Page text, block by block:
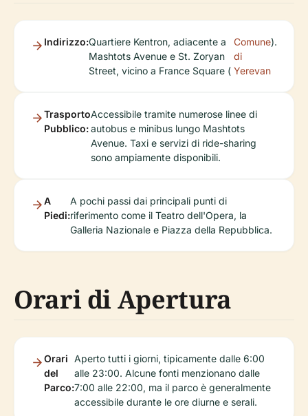
Indirizzo:Quartiere Kentron, adiacente a
Mashtots Avenue e St. Zoryan
Street, vicino a France Square (
Comune
di
Yerevan
).
Trasporto
Pubblico:
Accessibile tramite numerose linee di
autobus e minibus lungo Mashtots
Avenue. Taxi e servizi di ride-sharing
sono ampiamente disponibili.
A
Piedi:
A pochi passi dai principali punti di
riferimento come il Teatro dell'Opera, la
Galleria Nazionale e Piazza della Repubblica.
Orari di Apertura
Orari
del
Parco:
Aperto tutti i giorni, tipicamente dalle 6:00
alle 23:00. Alcune fonti menzionano dalle
7:00 alle 22:00, ma il parco è generalmente
accessibile durante le ore diurne e serali.